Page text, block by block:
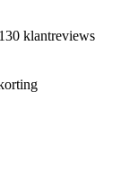
klantreviews